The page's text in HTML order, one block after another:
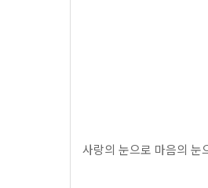
사랑의 눈으로 마음의 눈